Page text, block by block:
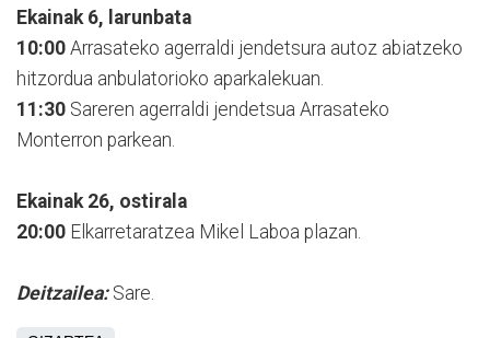
Ekainak 6, larunbata
10:00 Arrasateko agerraldi jendetsura autoz abiatzeko
hitzordua anbulatorioko aparkalekuan.
11:30 Sareren agerraldi jendetsua Arrasateko
Monterron parkean.
Ekainak 26, ostirala
20:00 Elkarretaratzea Mikel Laboa plazan.
Deitzailea:Sare.